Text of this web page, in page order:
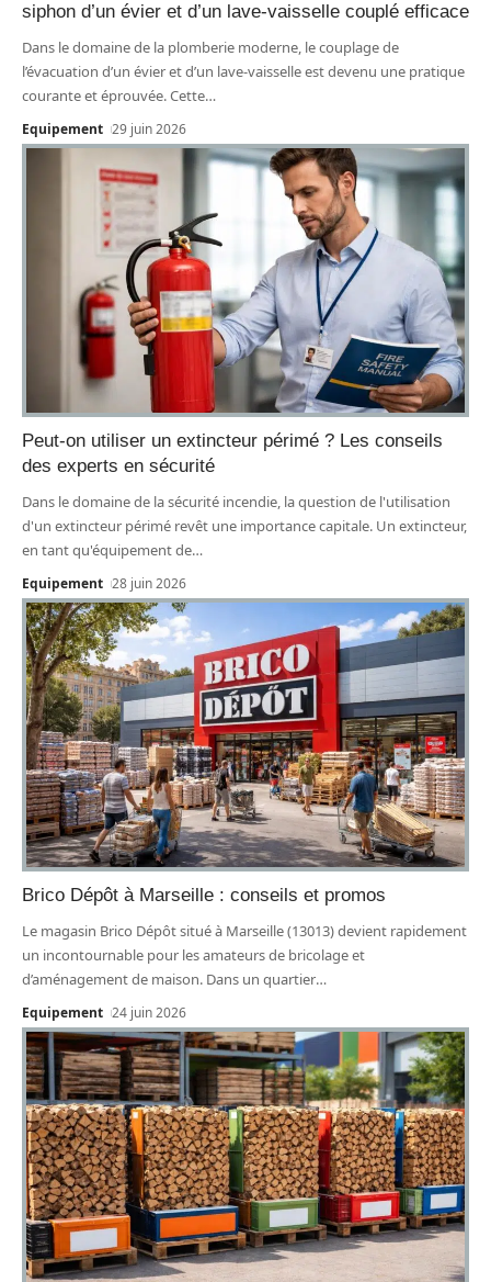
siphon d’un évier et d’un lave-vaisselle couplé efficace
Dans le domaine de la plomberie moderne, le couplage de
l’évacuation d’un évier et d’un lave-vaisselle est devenu une pratique
courante et éprouvée. Cette…
Equipement 29 juin 2026
Peut-on utiliser un extincteur périmé ? Les conseils
des experts en sécurité
Dans le domaine de la sécurité incendie, la question de l'utilisation
d'un extincteur périmé revêt une importance capitale. Un extincteur,
en tant qu'équipement de…
Equipement 28 juin 2026
Brico Dépôt à Marseille : conseils et promos
Le magasin Brico Dépôt situé à Marseille (13013) devient rapidement
un incontournable pour les amateurs de bricolage et
d’aménagement de maison. Dans un quartier…
Equipement 24 juin 2026